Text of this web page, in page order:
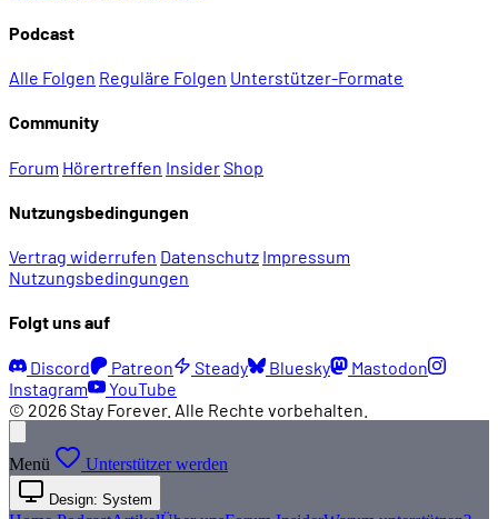
Podcast
Alle Folgen Reguläre Folgen Unterstützer-Formate
Community
Forum Hörertreffen InsiderShop
Nutzungsbedingungen
Vertrag widerrufen Datenschutz Impressum
Nutzungsbedingungen
Folgt uns auf
Discord Patreon Steady Bluesky
Mastodon
Instagram
YouTube
© 2026 Stay Forever. Alle Rechte vorbehalten.
Menü Unterstützer werden
Design: System